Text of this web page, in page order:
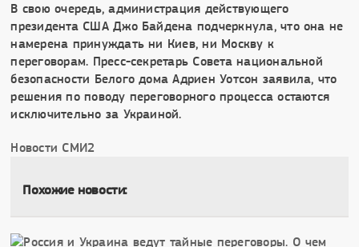
В свою очередь, администрация действующего
президента США Джо Байдена подчеркнула, что она не
намерена принуждать ни Киев, ни Москву к
переговорам. Пресс-секретарь Совета национальной
безопасности Белого дома Адриен Уотсон заявила, что
решения по поводу переговорного процесса остаются
исключительно за Украиной.
Новости СМИ2
Похожие новости: